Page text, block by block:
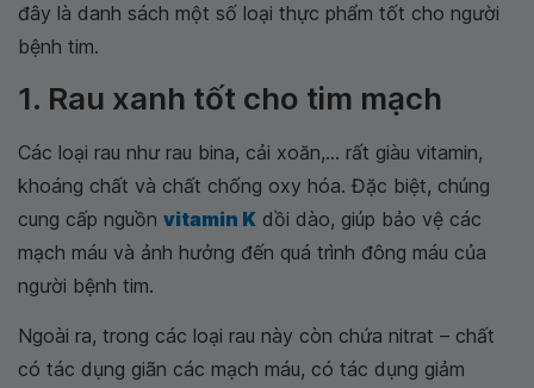
đây là danh sách một số loại thực phẩm tốt cho người
bệnh tim.
1. Rau xanh tốt cho tim mạch
Các loại rau như rau bina, cải xoăn,... rất giàu vitamin,
khoáng chất và chất chống oxy hóa. Đặc biệt, chúng
cung cấp nguồn vitamin K dồi dào, giúp bảo vệ các
mạch máu và ảnh hưởng đến quá trình đông máu của
người bệnh tim.
Ngoài ra, trong các loại rau này còn chứa nitrat – chất
có tác dụng giãn các mạch máu, có tác dụng giảm